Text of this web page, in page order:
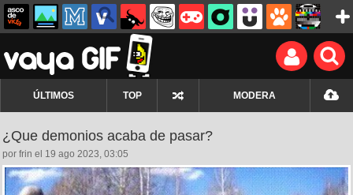
ÚLTIMOS TOP MODERA
¿Que demonios acaba de pasar?
por frin el 19 ago 2023, 03:05